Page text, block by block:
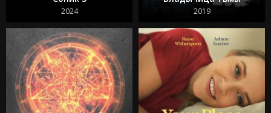
Битлджус Битлджус 2
Гран Туризмо
Ад Данте
Шазам! 2 Ярость богов
Телохранитель на фрилансе
2024 2019